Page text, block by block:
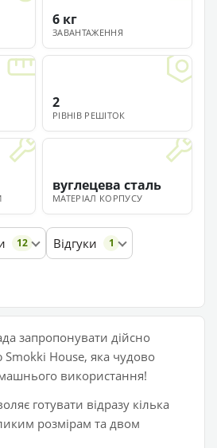
ЗАВАНТАЖЕННЯ
6 кг
РІВНІВ РЕШІТОК
2
МАТЕРІАЛ КОРПУСУ
вуглецева сталь
12 Відгуки 1
запропонувати дійсно
Smokki House, яка чудово
використання!
готувати відразу кілька
розмірам та двом